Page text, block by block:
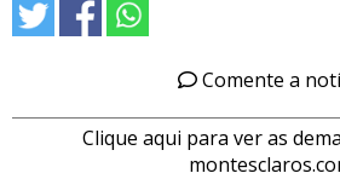
Comente a
Clique aqui para ver as